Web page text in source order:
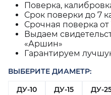
Поверка,
Срок поверки до 7
Срочная поверка от
Выдаем
«Аршин»
Гарантируем
ВЫБЕРИТЕ ДИАМЕТР:
ДУ-10
ДУ-15 ДУ-